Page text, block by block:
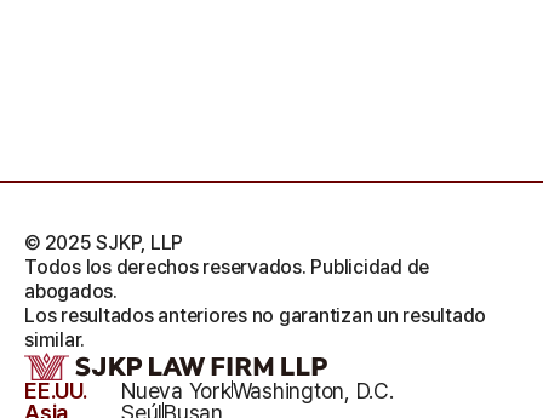
EE.UU. Nueva YorkWashington, D.C.
© 2025 SJKP, LLP
Todos los derechos reservados. Publicidad de
abogados.
Los resultados anteriores no garantizan un resultado
similar.